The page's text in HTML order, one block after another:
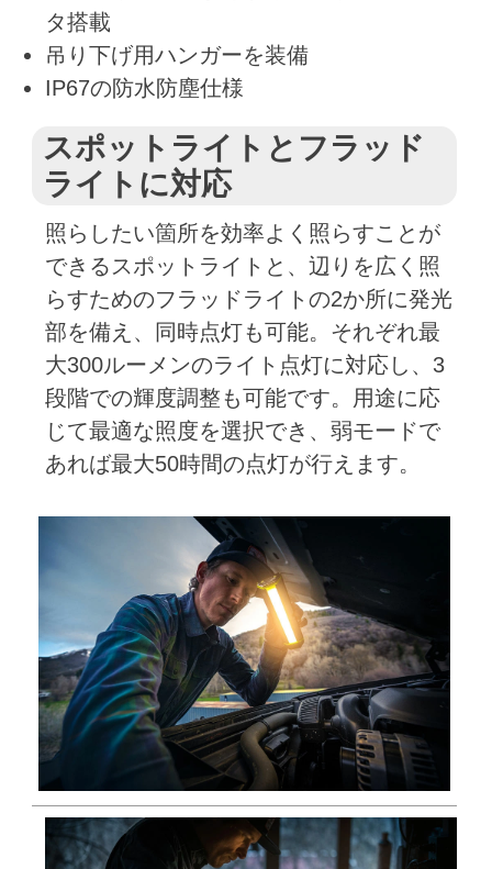
タ搭載
吊り下げ用ハンガーを装備
IP67の防水防塵仕様
スポットライトとフラッド
ライトに対応
照らしたい箇所を効率よく照らすことが
できるスポットライトと、辺りを広く照
らすためのフラッドライトの2か所に発光
部を備え、同時点灯も可能。それぞれ最
大300ルーメンのライト点灯に対応し、3
段階での輝度調整も可能です。用途に応
じて最適な照度を選択でき、弱モードで
あれば最大50時間の点灯が行えます。